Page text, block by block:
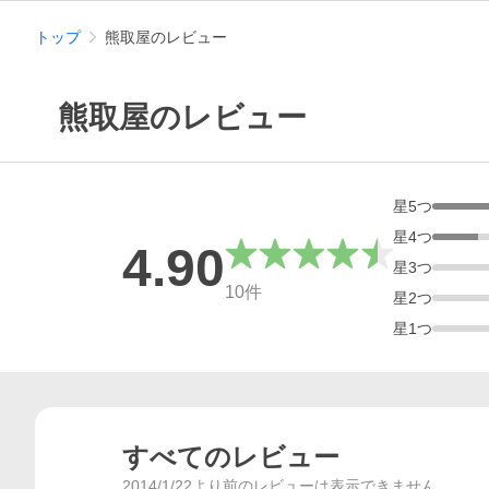
トップ 熊取屋のレビュー
熊取屋のレビュー
総合評価
4.9010件
星5つ
星4つ
星3つ
星2つ
星1つ
すべてのレビュー